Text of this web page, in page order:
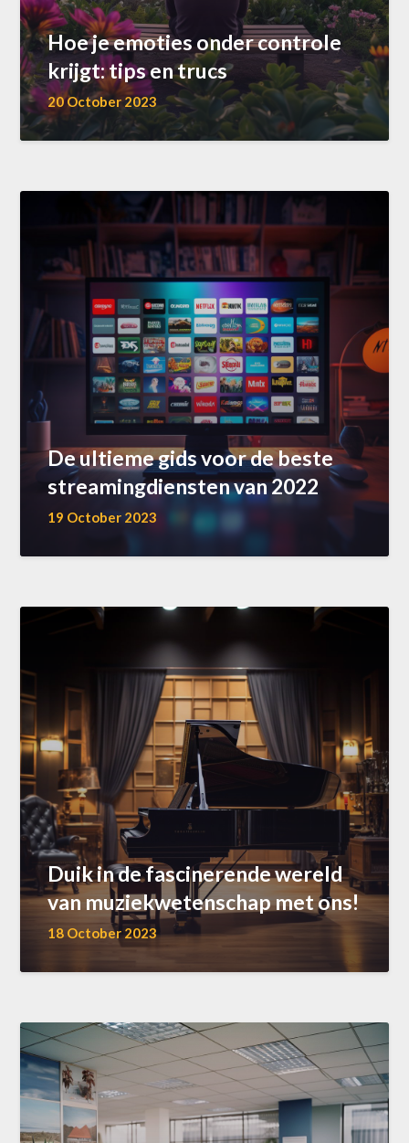
Hoe je emoties onder controle
krijgt: tips en trucs
20 October 2023
De ultieme gids voor de beste
streamingdiensten van 2022
19 October 2023
Duik in de fascinerende wereld
van muziekwetenschap met ons!
18 October 2023